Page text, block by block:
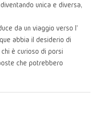
unica e diversa,
da un viaggio verso l’
abbia il desiderio di
è curioso di porsi
che potrebbero